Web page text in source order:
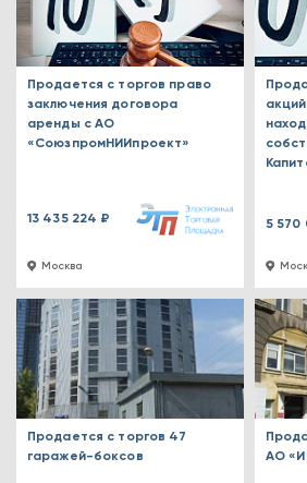
Москва
Продается с торгов право
заключения договора
аренды с АО
«СоюзпромНИИпроект»
13 435 224 ₽ 5 570
Продается с торгов 47
гаражей-боксов
АО